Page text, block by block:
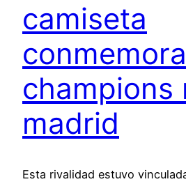
camiseta
champions
madrid
Esta rivalidad estuvo